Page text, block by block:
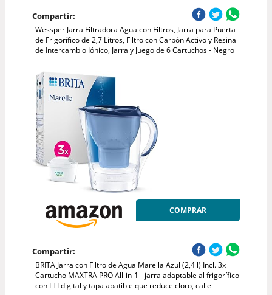
Compartir:
Wessper Jarra Filtradora Agua con Filtros, Jarra para Puerta
de Frigorífico de 2,7 Litros, Filtro con Carbón Activo y Resina
de Intercambio Iónico, Jarra y Juego de 6 Cartuchos - Negro
COMPRAR
Compartir:
BRITA Jarra con Filtro de Agua Marella Azul (2,4 l) Incl. 3x
Cartucho MAXTRA PRO All-in-1 - jarra adaptable al frigorífico
con LTI digital y tapa abatible que reduce cloro, cal e